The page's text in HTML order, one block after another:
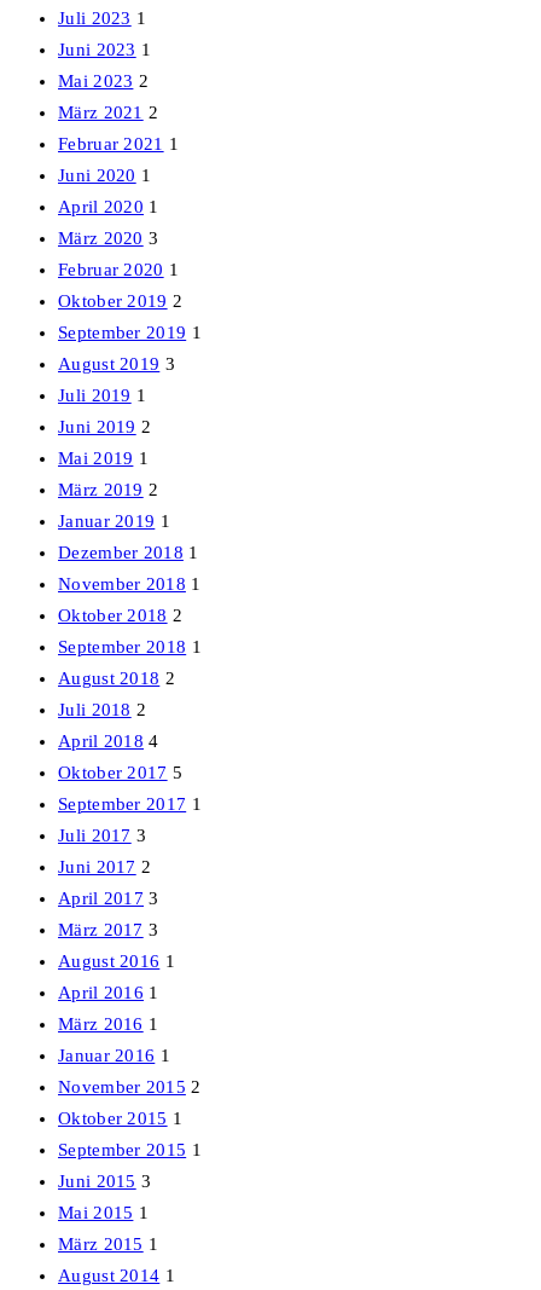
Juli 2023 1
Juni 2023 1
Mai 2023 2
März 2021 2
Februar 2021 1
Juni 2020 1
April 2020 1
März 2020 3
Februar 2020 1
Oktober 2019 2
September 2019 1
August 2019 3
Juli 2019 1
Juni 2019 2
Mai 2019 1
März 2019 2
Januar 2019 1
Dezember 2018 1
November 2018 1
Oktober 2018 2
September 2018 1
August 2018 2
Juli 2018 2
April 2018 4
Oktober 2017 5
September 2017 1
Juli 2017 3
Juni 2017 2
April 2017 3
März 2017 3
August 2016 1
April 2016 1
März 2016 1
Januar 2016 1
November 2015 2
Oktober 2015 1
September 2015 1
Juni 2015 3
Mai 2015 1
März 2015 1
August 2014 1